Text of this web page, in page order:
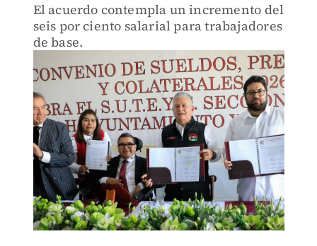
El acuerdo contempla un incremento del
seis por ciento salarial para trabajadores
de base.